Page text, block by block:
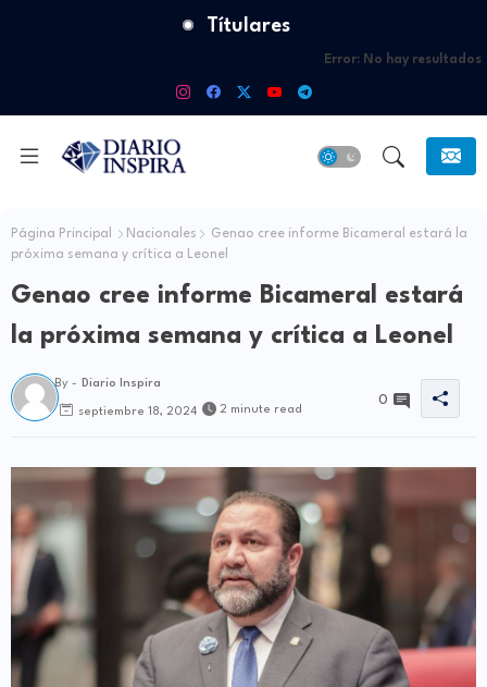
Títulares
Error: No hay resultados
Página Principal Nacionales
Genao cree informe Bicameral estará la
próxima semana y crítica a Leonel
Genao cree informe Bicameral estará
la próxima semana y crítica a Leonel
By - Diario Inspira
septiembre 18, 2024 2 minute read
0